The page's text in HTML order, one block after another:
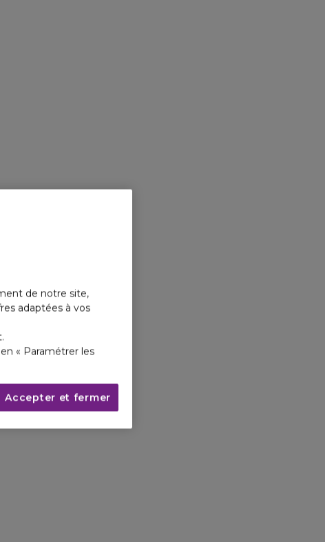
de notre site,
adaptées à vos
« Paramétrer les
Accepter et fermer